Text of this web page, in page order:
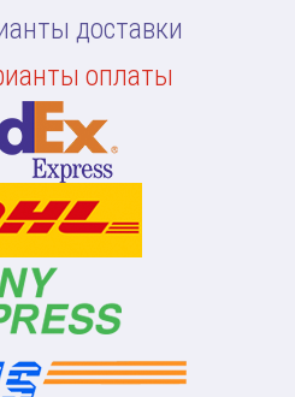
доставки
оплаты